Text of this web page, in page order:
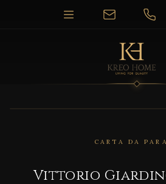
CARTA DA
Vittorio